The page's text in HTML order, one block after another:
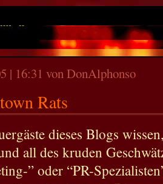
| 16:31 von DonAlphonso
Rats
dieses Blogs
all des kruden
” oder “PR-